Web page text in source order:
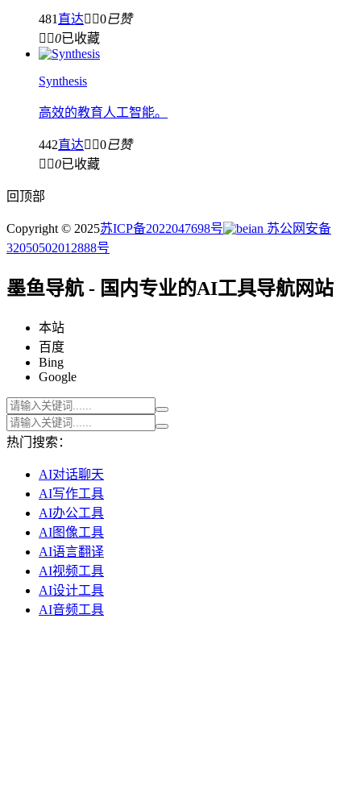
481 直达 0已赞
 0已收藏
Synthesis
高效的教育人工智能。
442直达 0已赞
 0已收藏
回顶部
Copyright © 2025苏ICP备2022047698号
苏公网安备
32050502012888号
墨鱼导航 - 国内专业的AI工具导航网站
本站
百度
Bing
Google
热门搜索：
AI对话聊天
AI写作工具
AI办公工具
AI图像工具
AI语言翻译
AI视频工具
AI设计工具
AI音频工具